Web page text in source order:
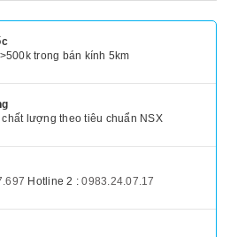
trong bán kính 5km
lượng theo tiêu chuẩn NSX
Hotline 2 :0983.24.07.17